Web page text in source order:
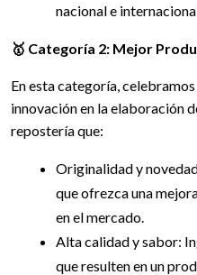
nacional e
🥇 Categoría 2: Mejor
En esta categoría,
innovación en la elaboración
repostería que:
Originalidad y
que ofrezca una
en el mercado.
Alta calidad y sabor:
que resulten en un